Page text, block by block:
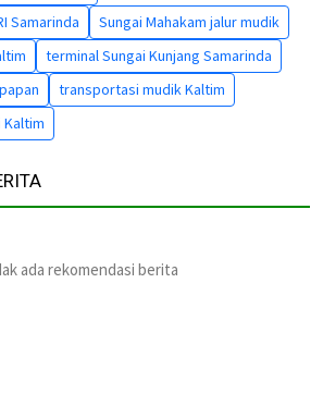
Samarinda
Sungai Mahakam jalur mudik
terminal Sungai Kunjang Samarinda
transportasi mudik Kaltim
ada rekomendasi berita